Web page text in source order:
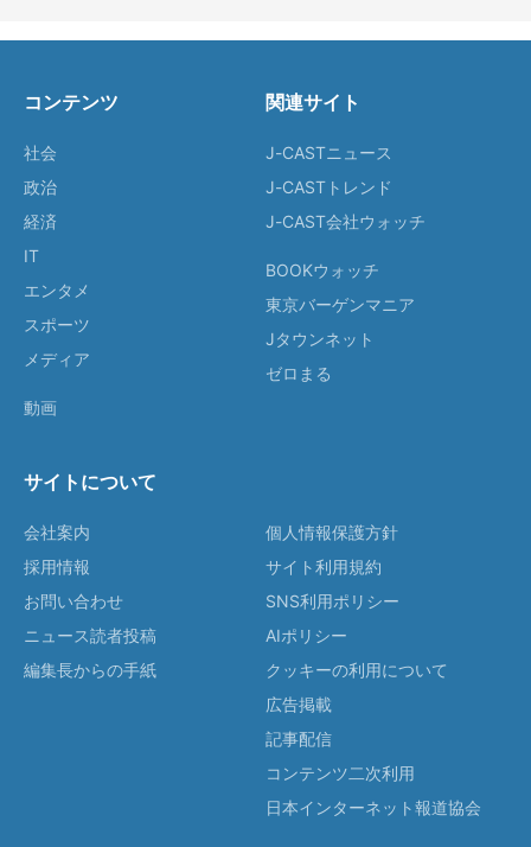
コンテンツ
社会
政治
経済
IT
エンタメ
スポーツ
メディア
動画
関連サイト
J-CASTニュース
J-CASTトレンド
J-CAST会社ウォッチ
BOOKウォッチ
東京バーゲンマニア
Jタウンネット
ゼロまる
サイトについて
会社案内
採用情報
お問い合わせ
ニュース読者投稿
編集長からの手紙
個人情報保護方針
サイト利用規約
SNS利用ポリシー
AIポリシー
クッキーの利用について
広告掲載
記事配信
コンテンツ二次利用
日本インターネット報道協会